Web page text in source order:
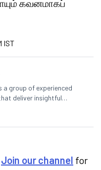
கவனமாகப்
IST
a group of experienced
deliver insightful
market, IPO, economy,
Join our channel for